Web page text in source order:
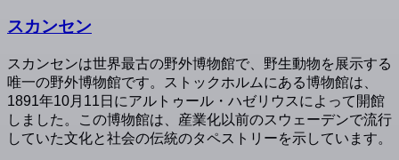
スカンセン
スカンセンは世界最古の野外博物館で、野生動物を展示する
唯一の野外博物館です。ストックホルムにある博物館は、
1891年10月11日にアルトゥール・ハゼリウスによって開館
しました。この博物館は、産業化以前のスウェーデンで流行
していた文化と社会の伝統のタペストリーを示しています。